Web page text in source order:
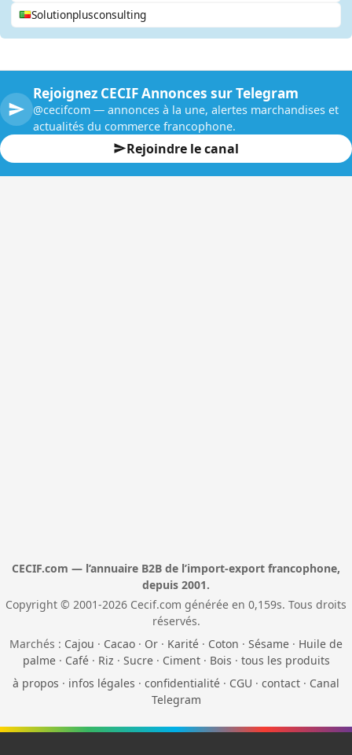
Solutionplusconsulting
Rejoignez CECIF Annonces sur Telegram
@cecifcom — annonces à la une, alertes marchandises et
actualités du commerce francophone.
Rejoindre le canal
CECIF.com — l’annuaire B2B de l’import-export francophone,
depuis 2001.
Copyright © 2001-2026 Cecif.com générée en 0,159s. Tous droits
réservés.
Marchés : Cajou · Cacao · Or · Karité · Coton · Sésame · Huile de
palme· Café· Riz · Sucre· Ciment· Bois · tous les produits
à propos · infos légales · confidentialité · CGU · contact · Canal
Telegram